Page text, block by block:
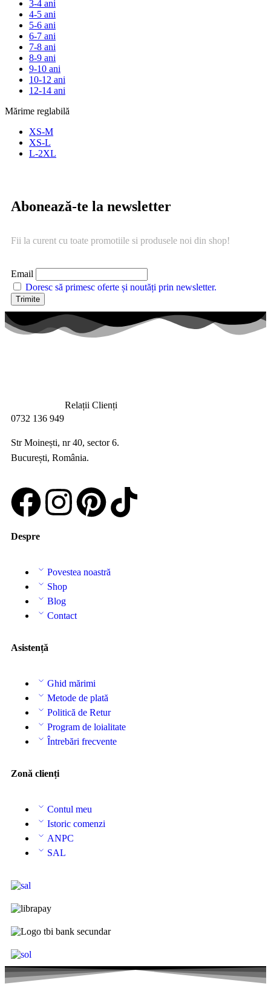
3-4 ani
4-5 ani
5-6 ani
6-7 ani
7-8 ani
8-9 ani
9-10 ani
10-12 ani
12-14 ani
Mărime reglabilă
XS-M
XS-L
L-2XL
Abonează-te la newsletter
Fii la curent cu toate promotiile si produsele noi din shop!
Email
Doresc să primesc oferte și noutăți prin newsletter.
Relații Clienți
0732 136 949
Str Moinești, nr 40, sector 6.
București, România.
Despre
Povestea noastră
Shop
Blog
Contact
Asistență
Ghid mărimi
Metode de plată
Politică de Retur
Program de loialitate
Întrebări frecvente
Zonă clienți
Contul meu
Istoric comenzi
ANPC
SAL